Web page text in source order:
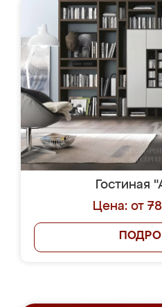
Гостиная
Цена: от